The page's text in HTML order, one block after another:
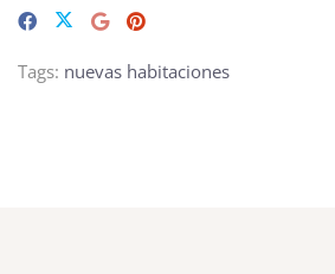
Tags: nuevas habitaciones